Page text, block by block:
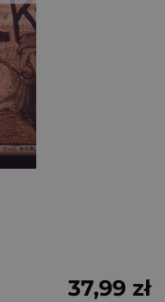
37,99 zł